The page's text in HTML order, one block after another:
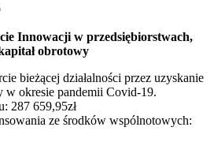
Innowacji w przedsiębiorstwach,
obrotowy
bieżącej działalności przez uzyskanie
w okresie pandemii Covid-19.
287 659,95zł
ze środków wspólnotowych: